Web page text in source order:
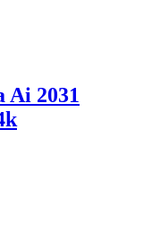
Ai 2031